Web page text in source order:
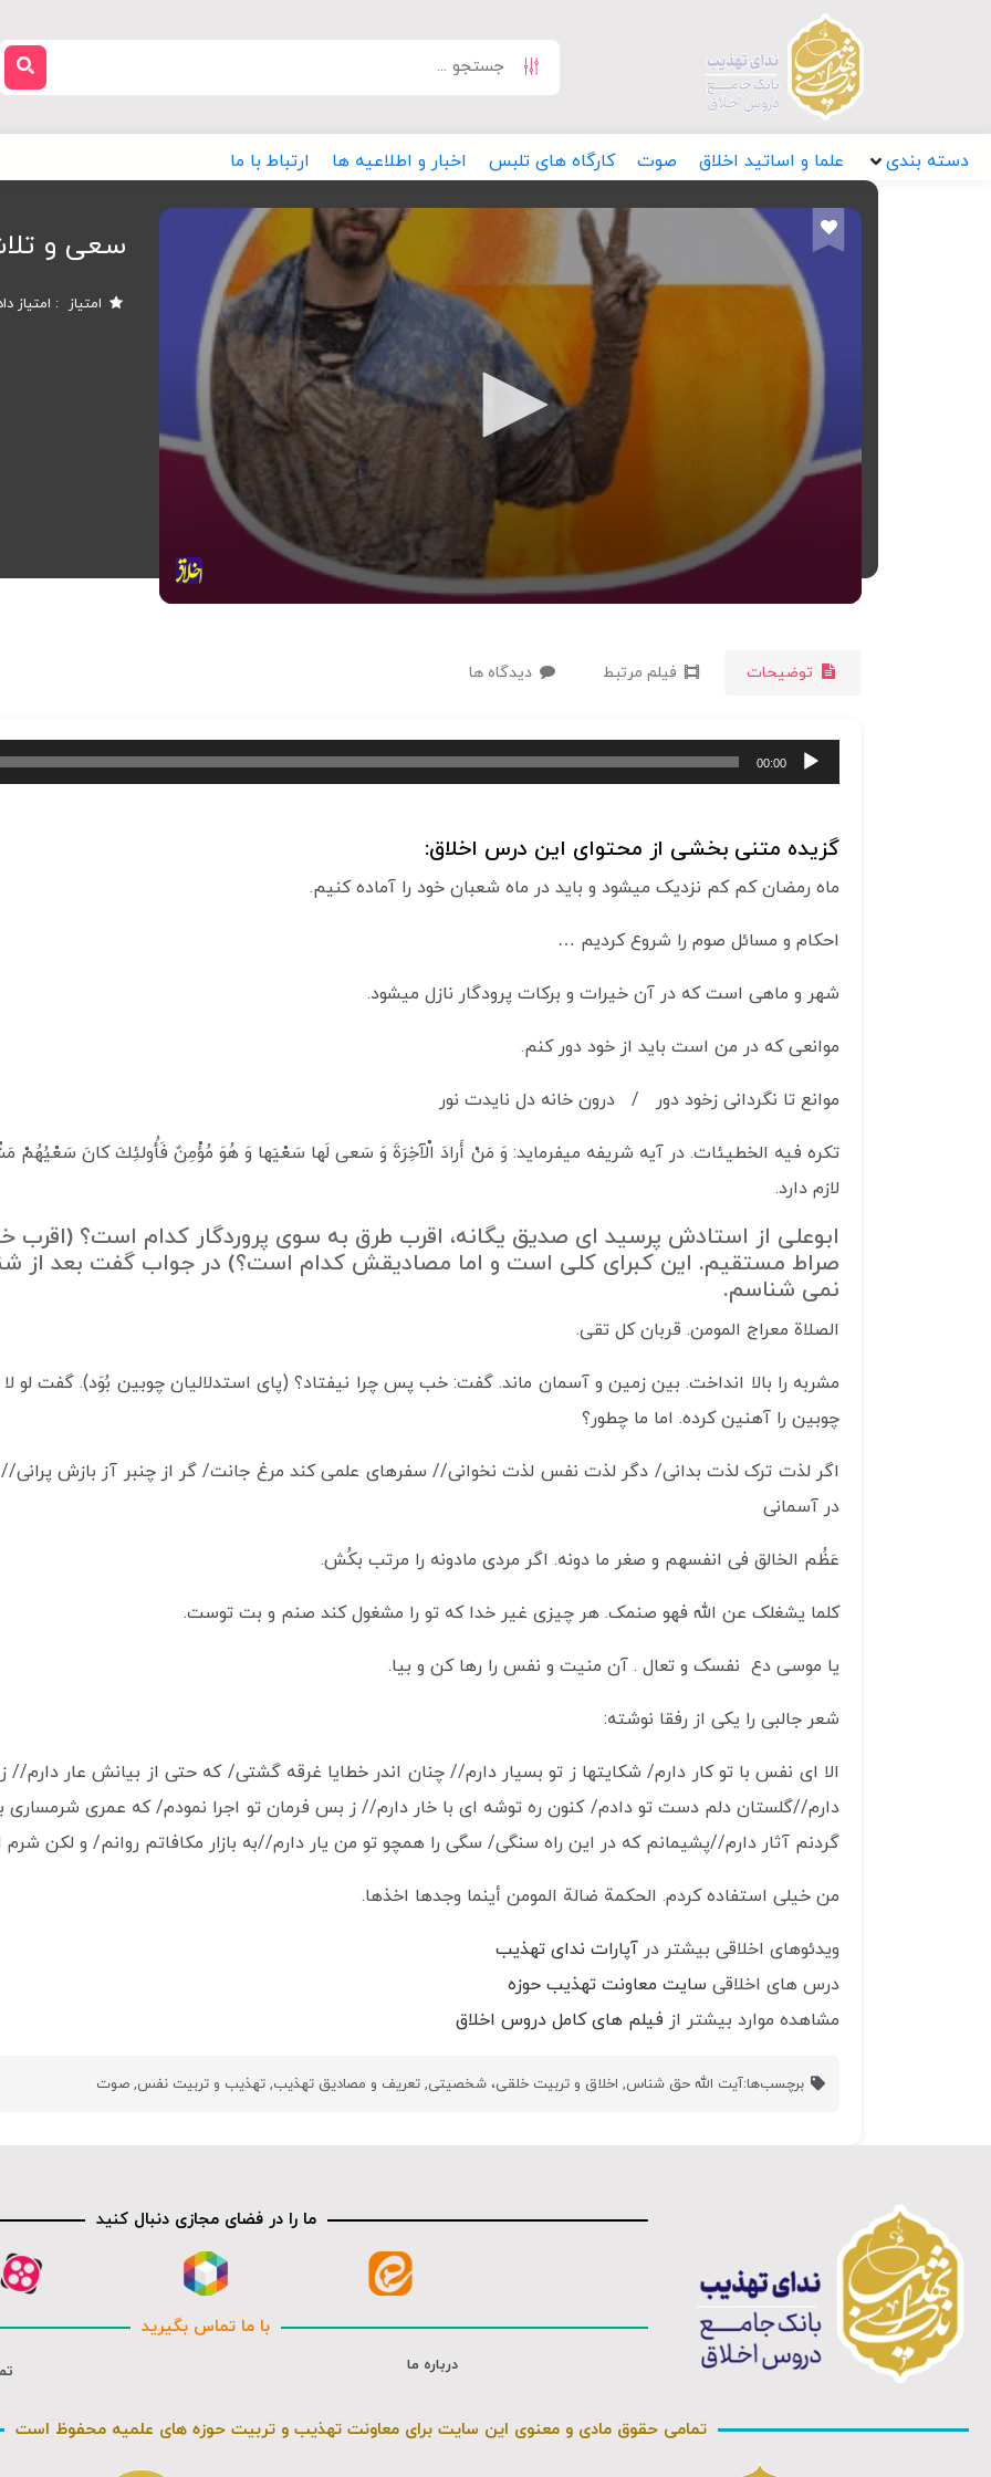
دسته بندی علما و اساتید اخلاق صوت کارگاه های تلبس اخبار و اطلاعیه ها ارتباط با ما
سعی و
امتیاز امتیاز
توضیحات فیلم مرتبط دیدگاه ها
پخش‌کننده
صوت
00:00
گزیده متنی بخشی از محتوای این درس اخلاق:
ماه رمضان کم کم نزدیک می­شود و باید در ماه شعبان خود را آماده کنیم.
احکام و مسائل صوم را شروع کردیم …
شهر و ماهی است که در آن خیرات و برکات پرودگار نازل می­شود.
موانعی که در من است باید از خود دور کنم.
موانع تا نگردانی زخود دور / درون خانه دل نایدت نور
تکره فیه الخطیئات. در آیه شریفه می­فرماید: وَ مَنْ أَرادَ الْآخِرَةَ وَ سَعى‏ لَها سَعْيَها وَ هُوَ مُؤْمِنٌ فَأُولئِكَ كانَ سَعْيُهُمْ
لازم دارد.
ابوعلی از استادش پرسید ای صدیق یگانه، اقرب طرق به سوی پروردگار کدام است؟
صراط مستقیم. این کبرای کلی است و اما مصادیقش کدام است؟) در جواب گفت بعد از
نمی شناسم.
الصلاة معراج المومن. قربان کل تقی.
مشربه را بالا انداخت. بین زمین و آسمان ماند. گفت: خب پس چرا نیفتاد؟ (پای استدلالیان چوبین بُوَد). گفت لو لا
چوبین را آهنین کرده. اما ما چطور؟
اگر لذت ترک لذت بدانی/ دگر لذت نفس لذت نخوانی// سفرهای علمی کند مرغ جانت/ گر از چنبر آز بازش پرانی//
در آسمانی
عَظُم الخالق فی انفسهم و صغر ما دونه. اگر مردی مادونه را مرتب بکُش.
کلما یشغلک عن الله فهو صنمک. هر چیزی غیر خدا که تو را مشغول کند صنم و بت توست.
یا موسی دع نفسک و تعال . آن منیت و نفس را رها کن و بیا.
شعر جالبی را یکی از رفقا نوشته:
الا ای نفس با تو کار دارم/ شکایتها ز تو بسیار دارم// چنان اندر خطایا غرقه گشتی/ که حتی از بیانش عار
دارم//گلستان دلم دست تو دادم/ کنون ره توشه ای با خار دارم// ز بس فرمان تو اجرا نمودم/ که عمری شرمساری
گردنم آثار دارم//پشیمانم که در این راه سنگی/ سگی را همچو تو من یار دارم//به بازار مکافاتم روانم/ و لکن شرم
من خیلی استفاده کردم. الحکمة ضالة المومن أینما وجدها اخذها.
ویدئوهای اخلاقی بیشتر در آپارات ندای تهذیب
درس های اخلاقی سایت معاونت تهذیب حوزه
مشاهده موارد بیشتر از فیلم های کامل دروس اخلاق
برچسب‌ها:آیت الله حق شناس, اخلاق و تربیت خلقی، شخصیتی,تعریف و مصادیق تهذیب,تهذیب و تربیت نفس,صوت
ما را در فضای مجازی دنبال کنید
با ما تماس بگیرید
درباره ما
تمامی حقوق مادی و معنوی این سایت برای معاونت تهذیب و تربیت حوزه های علمیه محفوظ است